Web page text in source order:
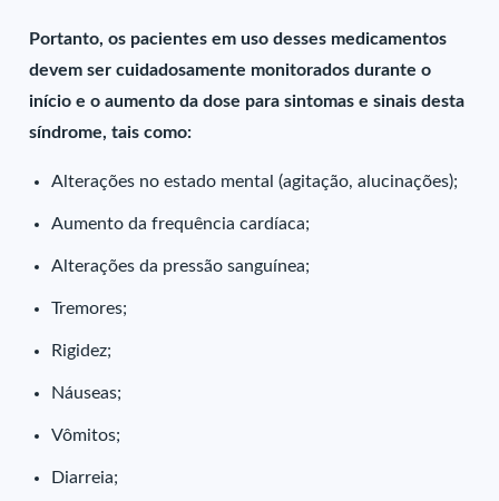
Portanto, os pacientes em uso desses medicamentos
devem ser cuidadosamente monitorados durante o
início e o aumento da dose para sintomas e sinais desta
síndrome, tais como:
Alterações no estado mental (agitação, alucinações);
Aumento da frequência cardíaca;
Alterações da pressão sanguínea;
Tremores;
Rigidez;
Náuseas;
Vômitos;
Diarreia;